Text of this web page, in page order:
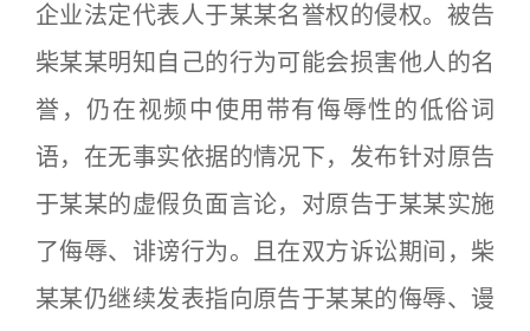
企业法定代表人于某某名誉权的侵权。被告
柴某某明知自己的行为可能会损害他人的名
誉，仍在视频中使用带有侮辱性的低俗词
语，在无事实依据的情况下，发布针对原告
于某某的虚假负面言论，对原告于某某实施
了侮辱、诽谤行为。且在双方诉讼期间，柴
某某仍继续发表指向原告于某某的侮辱、谩